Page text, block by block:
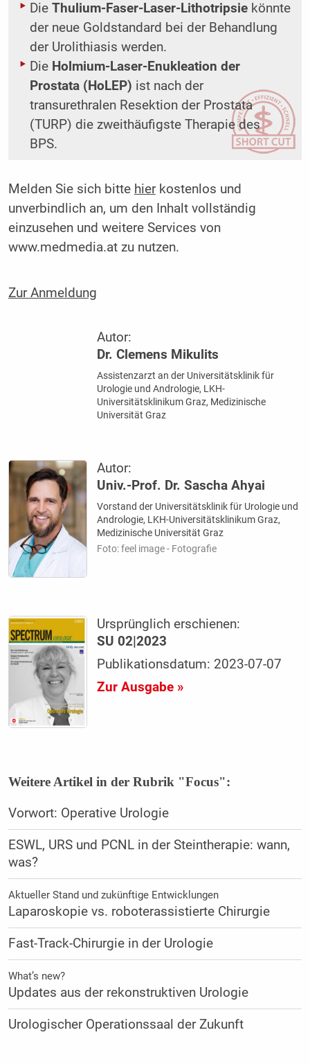
Die Thulium-Faser-Laser-Lithotripsie könnte
der neue Goldstandard bei der Behandlung
der Urolithiasis werden.
Die Holmium-Laser-Enukleation der
Prostata (HoLEP) ist nach der
transurethralen Resektion der Prostata
(TURP) die zweithäufigste Therapie des
BPS.
Melden Sie sich bitte hierkostenlos und
unverbindlich an, um den Inhalt vollständig
einzusehen und weitere Services von
www.medmedia.at zu nutzen.
Zur Anmeldung
Autor:
Dr. Clemens Mikulits
Assistenzarzt an der Universitätsklinik für
Urologie und Andrologie, LKH-
Universitätsklinikum Graz, Medizinische
Universität Graz
Autor:
Univ.-Prof. Dr. Sascha Ahyai
Vorstand der Universitätsklinik für Urologie und
Andrologie, LKH-Universitätsklinikum Graz,
Medizinische Universität Graz
Foto: feel image - Fotografie
Ursprünglich erschienen:
SU 02|2023
Publikationsdatum: 2023-07-07
Zur Ausgabe »
Weitere Artikel in der Rubrik "Focus":
Vorwort: Operative Urologie
ESWL, URS und PCNL in der Steintherapie: wann,
was?
Aktueller Stand und zukünftige Entwicklungen
Laparoskopie vs. roboterassistierte Chirurgie
Fast-Track-Chirurgie in der Urologie
What’s new?
Updates aus der rekonstruktiven Urologie
Urologischer Operationssaal der Zukunft